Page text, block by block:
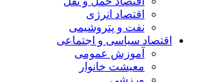
اقتصاد انرژی
نفت و پتروشیمی
اقتصاد سیاسی و اجتماعی
آموزش عمومی
معیشت خانوار
ورزشی